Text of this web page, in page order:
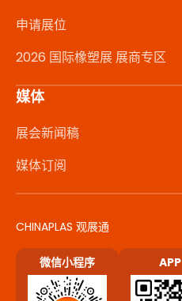
申请展位
2026 国际橡塑展 展商专区
媒体
展会新闻稿
媒体订阅
CHINAPLAS 观展通
微信小程序 APP